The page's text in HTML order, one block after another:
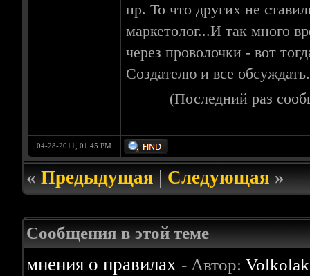
пр. То что других не
маркетолог...И так много
через проволочки - вот
Создателю и все
(Последний раз
04-28-2011, 01:45 PM
«Предыдущая|Следующая»
Сообщения в этой теме
мнения о правилах - Автор:Volkolak